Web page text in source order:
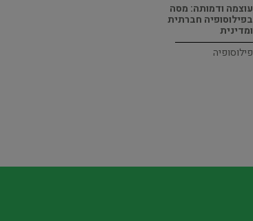
עוצמה ודמותה: מסה
בפילוסופיה חברתית
ומדינית
פילוסופיה